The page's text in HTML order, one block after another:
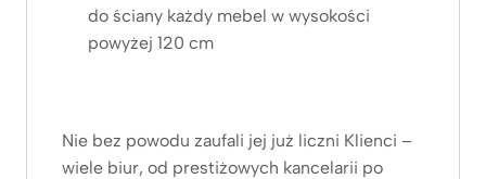
do ściany każdy mebel w wysokości
powyżej 120 cm
Nie bez powodu zaufali jej już liczni Klienci –
wiele biur, od prestiżowych kancelarii po